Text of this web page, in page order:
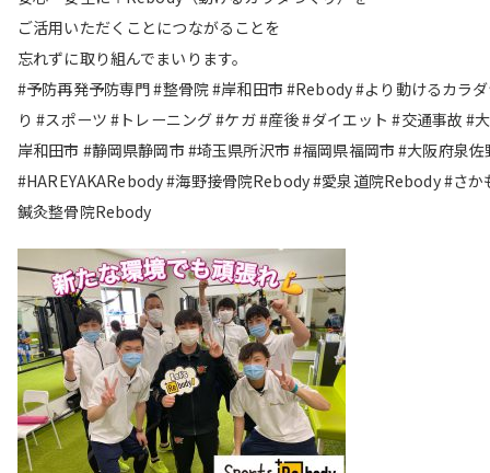
ご活用いただくことにつながることを
忘れずに取り組んでまいります。
#予防再発予防専門 #整骨院 #岸和田市 #Rebody #より動けるカラ
り #スポーツ #トレーニング #ケガ #産後 #ダイエット #交通事故 #
岸和田市 #静岡県静岡市 #埼玉県所沢市 #福岡県福岡市 #大阪府泉佐
#HAREYAKARebody #海野接骨院Rebody #愛泉道院Rebody #さか
鍼灸整骨院Rebody